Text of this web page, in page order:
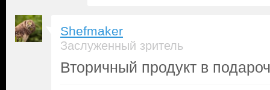
Shefmaker
Заслуженный зритель
Вторичный продукт в